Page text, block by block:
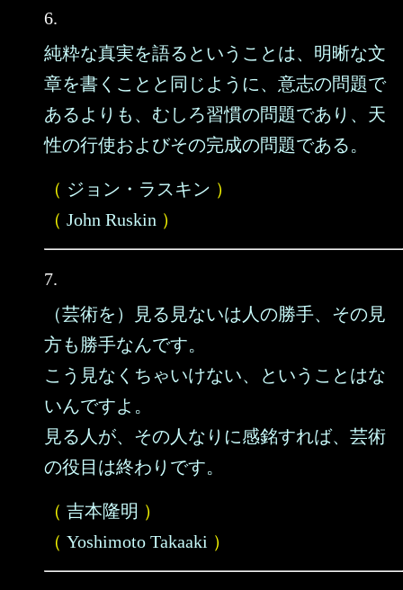
6.
純粋な真実を語るということは、明晰な文
章を書くことと同じように、意志の問題で
あるよりも、むしろ習慣の問題であり、天
性の行使およびその完成の問題である。
（ ジョン・ラスキン ）
（ John Ruskin ）
7.
（芸術を）見る見ないは人の勝手、その見
方も勝手なんです。
こう見なくちゃいけない、ということはな
いんですよ。
見る人が、その人なりに感銘すれば、芸術
の役目は終わりです。
（ 吉本隆明 ）
（ Yoshimoto Takaaki ）